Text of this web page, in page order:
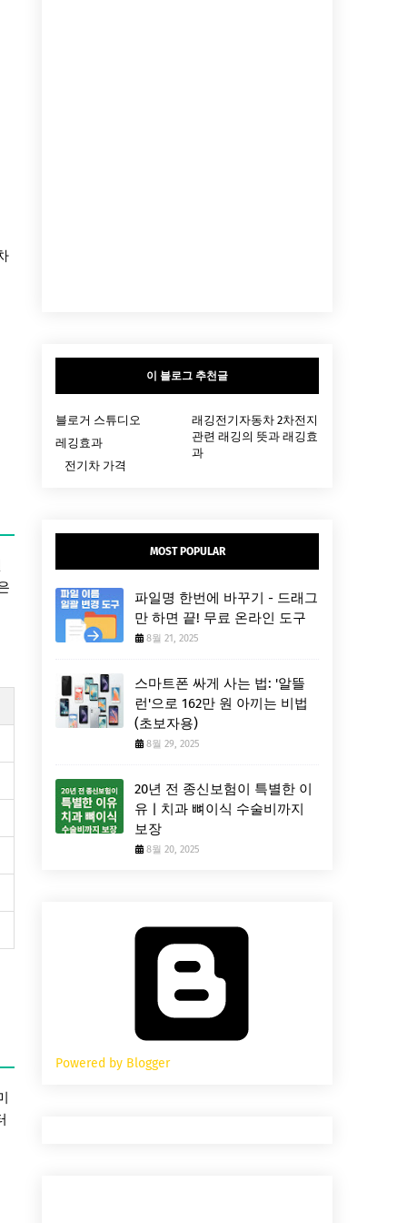
이 블로그 추천글
블로거 스튜디오
래깅전기자동차 2차전지
관련 래깅의 뜻과 래깅효
과
레깅효과
전기차 가격
MOST POPULAR
파일명 한번에 바꾸기 - 드래그
만 하면 끝! 무료 온라인 도구
8월 21, 2025
스마트폰 싸게 사는 법: '알뜰
런'으로 162만 원 아끼는 비법
(초보자용)
8월 29, 2025
20년 전 종신보험이 특별한 이
유 | 치과 뼈이식 수술비까지
보장
8월 20, 2025
Powered by Blogger